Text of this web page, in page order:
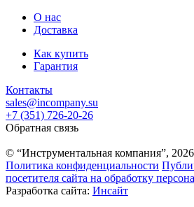
О нас
Доставка
Как купить
Гарантия
Контакты
sales@incompany.su
+7 (351) 726-20-26
Обратная связь
© “Инструментальная компания”, 2026
Политика конфиденциальности
посетителя сайта на обработку
Разработка сайта: Инсайт